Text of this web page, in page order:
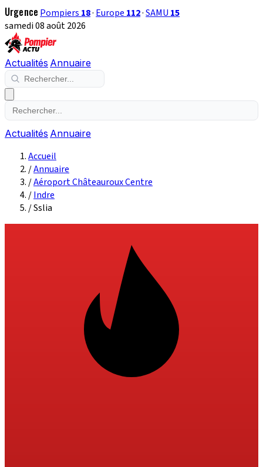
Urgence Pompiers 18· Europe 112·SAMU 15
samedi 08 août 2026
Actualités Annuaire
Actualités Annuaire
Accueil
/Annuaire
/Aéroport Châteauroux Centre
/Indre
/Sslia